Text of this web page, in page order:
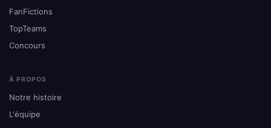
FanFictions
TopTeams
Concours
À PROPOS
Notre histoire
L'équipe